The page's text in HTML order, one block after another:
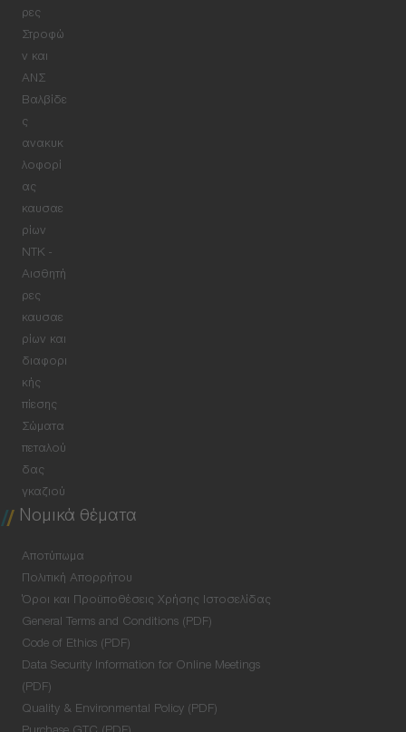
ρες
Στροφώ
ν και
ΑΝΣ
Βαλβίδε
ς
ανακυκ
λοφορί
ας
καυσαε
ρίων
NTK -
Αισθητή
ρες
καυσαε
ρίων και
διαφορι
κής
πίεσης
Σώματα
πεταλού
δας
γκαζιού
Νομικά θέματα
Αποτύπωμα
Πολιτική Απορρήτου
Όροι και Προϋποθέσεις Χρήσης Ιστοσελίδας
General Terms and Conditions (PDF)
Code of Ethics (PDF)
Data Security Information for Online Meetings
(PDF)
Quality & Environmental Policy (PDF)